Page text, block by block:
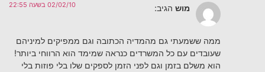
מוש הגיב: 02/02/10 בשעה 22:55
ממה ששמעתי גם מהמדיה הכתובה וגם ממפיקים למיניהם
שעובדים עם כל המשרדים כנראה שמימד הוא הרווחי ביותר!
הוא משלם בזמן וגם לפני הזמן לספקים שלו בלי פוזות בלי